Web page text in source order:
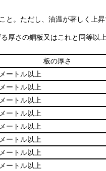
と。 ただし、油温が著しく上
厚さの鋼板又はこれと同等以
板の厚さ
ートル以上
ートル以上
ートル以上
ートル以上
ートル以上
ートル以上
ートル以上
ートル以上